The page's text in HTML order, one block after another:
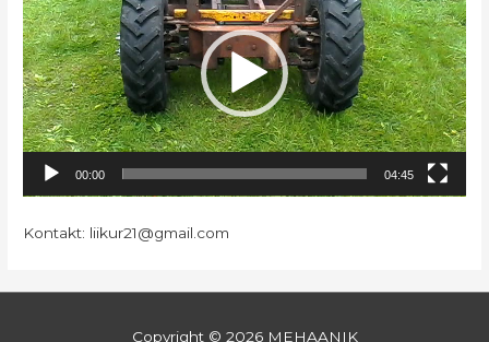
00:00 04:45
Kontakt: liikur21@gmail.com
Copyright © 2026 MEHAANIK